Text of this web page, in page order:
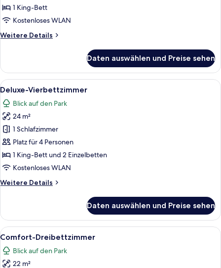
1 King-Bett
Kostenloses WLAN
Weitere Details
Weitere
Suite
Daten auswählen und Preise sehen
Alle
Fotos
für
Deluxe-
Vierbettzimmer
anzeigen
Ein Zimmer mit einem Bett, einem
14
Deluxe-Vierbettzimmer
Blick auf den Park
24 m²
1 Schlafzimmer
Platz für 4 Personen
1 King-Bett und 2 Einzelbetten
Kostenloses WLAN
Weitere Details
Weitere
Vierbettzimmer
Daten auswählen und Preise sehen
Alle
Fotos
für
Comfort-
Ein Zimmer mit einer Chandelier,
8
Comfort-Dreibettzimmer
Blick auf den Park
22 m²